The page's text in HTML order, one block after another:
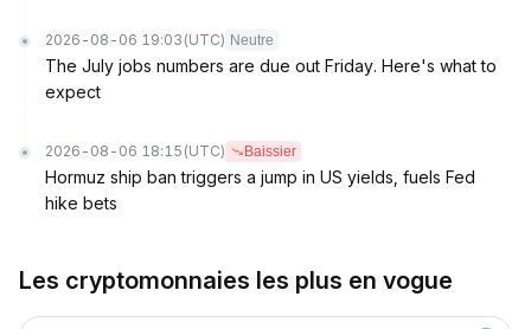
2026-08-06 19:03 (UTC) Neutre
The July jobs numbers are due out Friday. Here's what to
expect
2026-08-06 18:15 (UTC) Baissier
Hormuz ship ban triggers a jump in US yields, fuels Fed
hike bets
Les cryptomonnaies les plus en vogue